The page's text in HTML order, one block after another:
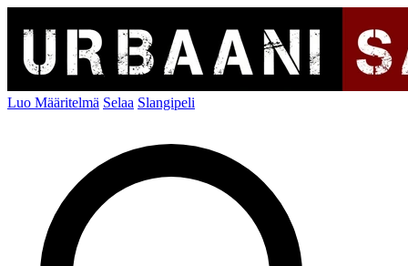
Luo Määritelmä Selaa Slangipeli